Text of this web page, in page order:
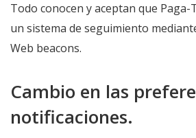
Todo conocen y aceptan que
un sistema de seguimiento
Web beacons.
Cambio en las
notificaciones.